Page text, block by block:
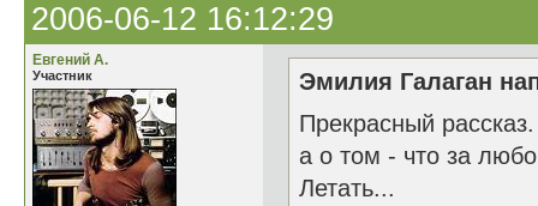
2006-06-12 16:12:29
Евгений А.
Участник
Эмилия Галаган
Прекрасный
а о том - что за
Летать...